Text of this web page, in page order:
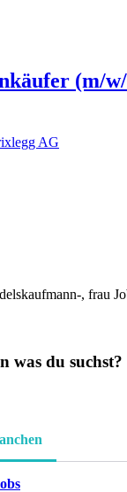
(m/
AG
, frau
was du suchst?